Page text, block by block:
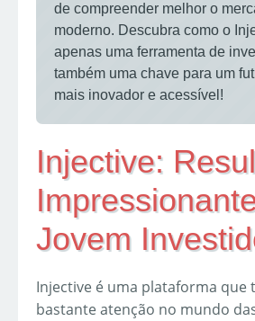
de compreender melhor o
moderno. Descubra como o
apenas uma ferramenta de
também uma chave para um
mais inovador e acessível!
Injective:
Jovem
Injective é uma plataforma que
bastante atenção no mundo